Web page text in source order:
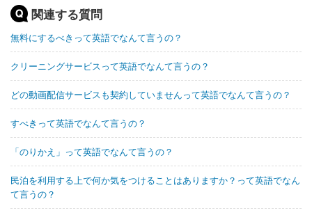
関連する質問
無料にするべきって英語でなんて言うの？
クリーニングサービスって英語でなんて言うの？
どの動画配信サービスも契約していませんって英語でなんて言うの？
すべきって英語でなんて言うの？
「のりかえ」って英語でなんて言うの？
民泊を利用する上で何か気をつけることはありますか？って英語でなん
て言うの？